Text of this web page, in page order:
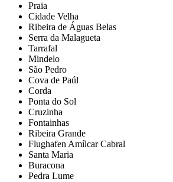
Praia
Cidade Velha
Ribeira de Águas Belas
Serra da Malagueta
Tarrafal
Mindelo
São Pedro
Cova de Paúl
Corda
Ponta do Sol
Cruzinha
Fontainhas
Ribeira Grande
Flughafen Amílcar Cabral
Santa Maria
Buracona
Pedra Lume